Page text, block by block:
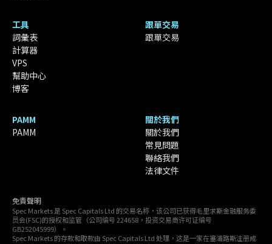
工具
詞彙表
計算器
VPS
幫助中心
博客
跟單交易
跟單交易
PAMM
PAMM
關於我們
關於我們
常見問題
聯絡我們
法律文件
免責聲明
Spec Markets 是 Spec Capitals Ltd 的交易名称，该公司已获得毛里求斯金融服务委
员会(FSC)的授权和监管（公司编号 224658，投资交易商许可证编号
GB252045999）。
Spec Markets 的存款和取款由 Spec Capitals Ltd 处理，这是一家在塞浦路斯注册成